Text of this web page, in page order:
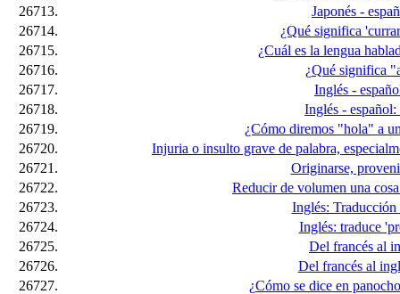
26713.
Japonés -
26714.
¿Qué significa
26715.
¿Cuál es la lengua
26716.
¿Qué significa
26717.
Inglés -
26718.
Inglés -
26719.
¿Cómo diremos "hola" a
26720.
Injuria o insulto grave de palabra,
26721.
Originarse,
26722.
Reducir de volumen una
26723.
Inglés: Traducción
26724.
Inglés: traduce
26725.
Del francés al
26726.
Del francés al
26727.
¿Cómo se dice en